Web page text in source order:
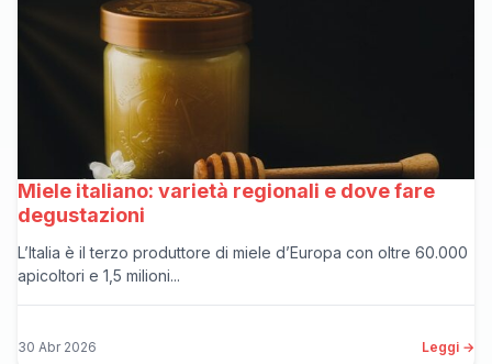
Miele italiano: varietà regionali e dove fare
degustazioni
L’Italia è il terzo produttore di miele d’Europa con oltre 60.000
apicoltori e 1,5 milioni...
30 Abr 2026 Leggi →